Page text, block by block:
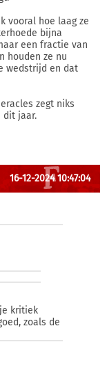
vooral hoe laag ze
bijna
een fractie van
houden ze nu
wedstrijd en dat
zegt niks
dit jaar.
16-12-2024 10:47:04
kritiek
zoals de